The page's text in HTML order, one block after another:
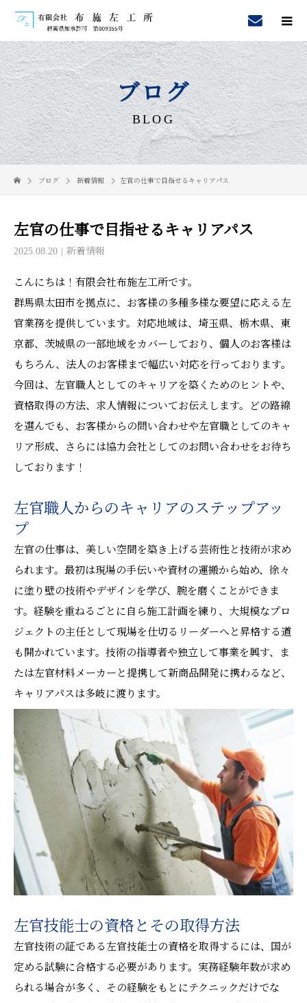
ブログ
BLOG
ブログ 新着情報 左官の仕事で目指せるキャリアパス
左官の仕事で目指せるキャリアパス
2025.08.20 新着情報
こんにちは！有限会社布施左工所です。
群馬県太田市を拠点に、お客様の多種多様な要望に応える左
官業務を提供しています。対応地域は、埼玉県、栃木県、東
京都、茨城県の一部地域をカバーしており、個人のお客様は
もちろん、法人のお客様まで幅広い対応を行っております。
今回は、左官職人としてのキャリアを築くためのヒントや、
資格取得の方法、求人情報についてお伝えします。どの路線
を選んでも、お客様からの問い合わせや左官職としてのキャ
リア形成、さらには協力会社としてのお問い合わせをお待ち
しております！
左官職人からのキャリアのステップアッ
プ
左官の仕事は、美しい空間を築き上げる芸術性と技術が求め
られます。最初は現場の手伝いや資材の運搬から始め、徐々
に塗り壁の技術やデザインを学び、腕を磨くことができま
す。経験を重ねるごとに自ら施工計画を練り、大規模なプロ
ジェクトの主任として現場を仕切るリーダーへと昇格する道
も開かれています。技術の指導者や独立して事業を興す、ま
たは左官材料メーカーと提携して新商品開発に携わるなど、
キャリアパスは多岐に渡ります。
左官技能士の資格とその取得方法
左官技術の証である左官技能士の資格を取得するには、国が
定める試験に合格する必要があります。実務経験年数が求め
られる場合が多く、その経験をもとにテクニックだけでな